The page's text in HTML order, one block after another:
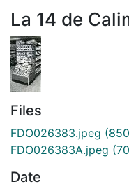
La 14 de
Files
FDO026383.jpeg
FDO026383A.jpeg
Date